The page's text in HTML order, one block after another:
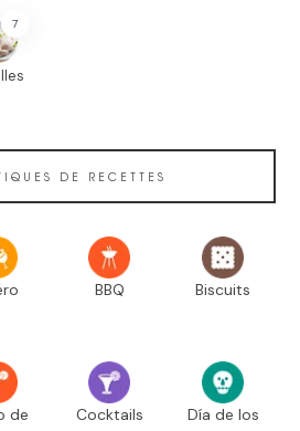
7
DE RECETTES
BBQ Biscuits
de
Cocktails
Día de los